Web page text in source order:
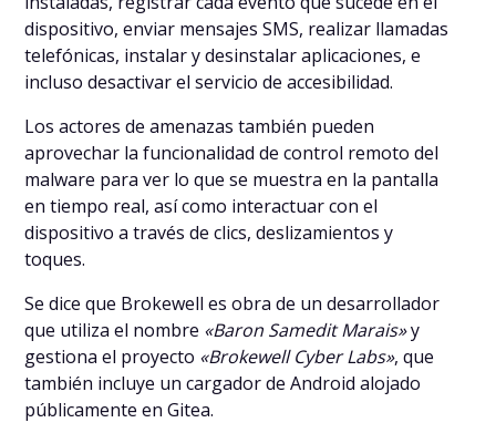
dispositivo, enviar mensajes SMS, realizar llamadas
telefónicas, instalar y desinstalar aplicaciones, e
incluso desactivar el servicio de accesibilidad.
Los actores de amenazas también pueden
aprovechar la funcionalidad de control remoto del
malware para ver lo que se muestra en la pantalla
en tiempo real, así como interactuar con el
dispositivo a través de clics, deslizamientos y
toques.
Se dice que Brokewell es obra de un desarrollador
que utiliza el nombre «Baron Samedit Marais»y
gestiona el proyecto «Brokewell Cyber Labs», que
también incluye un cargador de Android alojado
públicamente en Gitea.